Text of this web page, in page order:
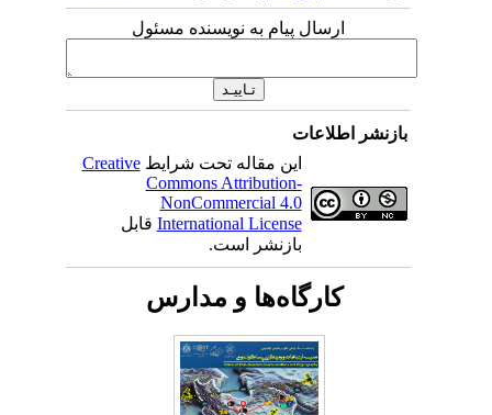
ارسال پیام به نویسنده مسئول
بازنشر اطلاعات
این مقاله تحت شرایطCreative
Commons Attribution-
NonCommercial 4.0
International Licenseقابل
بازنشر است.
کارگاه‌ها و مدارس